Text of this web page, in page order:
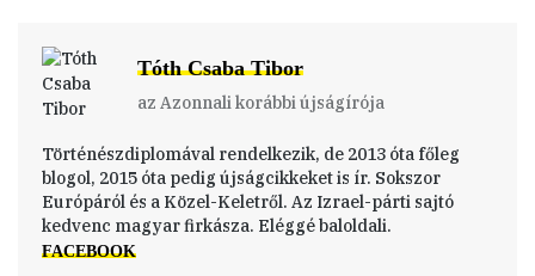
Tóth Csaba Tibor
az Azonnali korábbi újságírója
Történészdiplomával rendelkezik, de 2013 óta főleg
blogol, 2015 óta pedig újságcikkeket is ír. Sokszor
Európáról és a Közel-Keletről. Az Izrael-párti sajtó
kedvenc magyar firkásza. Eléggé baloldali.
FACEBOOK